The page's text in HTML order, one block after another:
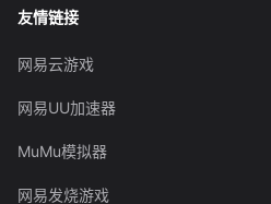
友情链接
网易云游戏
网易UU加速器
MuMu模拟器
网易发烧游戏